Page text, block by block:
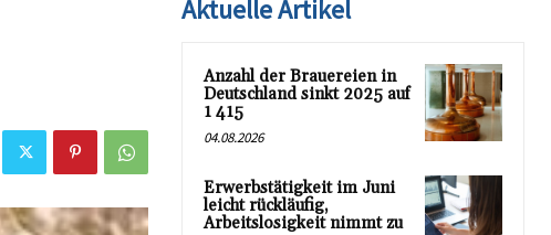
Aktuelle Artikel
Anzahl der Brauereien in
Deutschland sinkt 2025 auf
1 415
04.08.2026
Erwerbstätigkeit im Juni
leicht rückläufig,
Arbeitslosigkeit nimmt zu